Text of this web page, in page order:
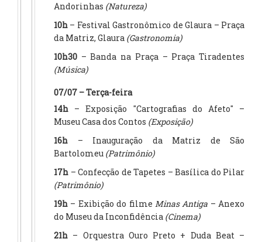
Andorinhas (Natureza)
10h – Festival Gastronômico de Glaura – Praça
da Matriz, Glaura (Gastronomia)
10h30 – Banda na Praça – Praça Tiradentes
(Música)
07/07 – Terça-feira
14h – Exposição "Cartografias do Afeto" –
Museu Casa dos Contos (Exposição)
16h – Inauguração da Matriz de São
Bartolomeu (Patrimônio)
17h – Confecção de Tapetes – Basílica do Pilar
(Patrimônio)
19h – Exibição do filme Minas Antiga – Anexo
do Museu da Inconfidência (Cinema)
21h – Orquestra Ouro Preto + Duda Beat –